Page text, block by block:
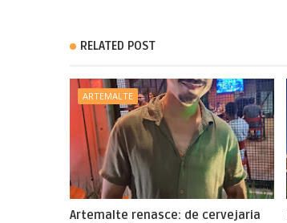
RELATED POST
ARTEMALTE
Artemalte renasce: de cervejaria